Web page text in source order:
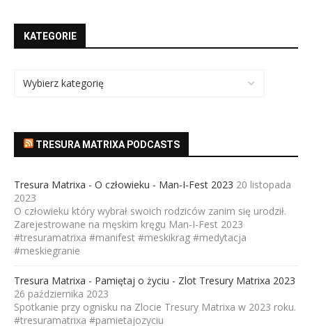
KATEGORIE
TRESURA MATRIXA PODCASTS
Tresura Matrixa - O człowieku - Man-I-Fest 2023 20 listopada
2023
O człowieku który wybrał swoich rodziców zanim się urodził.
Zarejestrowane na męskim kręgu Man-I-Fest 2023
#tresuramatrixa #manifest #meskikrag #medytacja
#meskiegranie
Tresura Matrixa - Pamiętaj o życiu - Zlot Tresury Matrixa 2023
26 października 2023
Spotkanie przy ognisku na Zlocie Tresury Matrixa w 2023 roku.
#tresuramatrixa #pamietajozyciu